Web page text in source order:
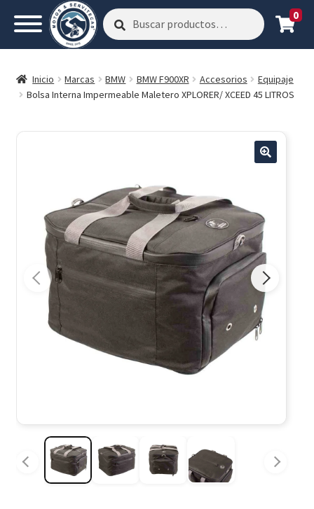
Buscar
por:
Buscar 0
Inicio Marcas BMW BMW F900XR Accesorios
Equipaje
Bolsa Interna Impermeable Maletero XPLORER/ XCEED 45 LITROS